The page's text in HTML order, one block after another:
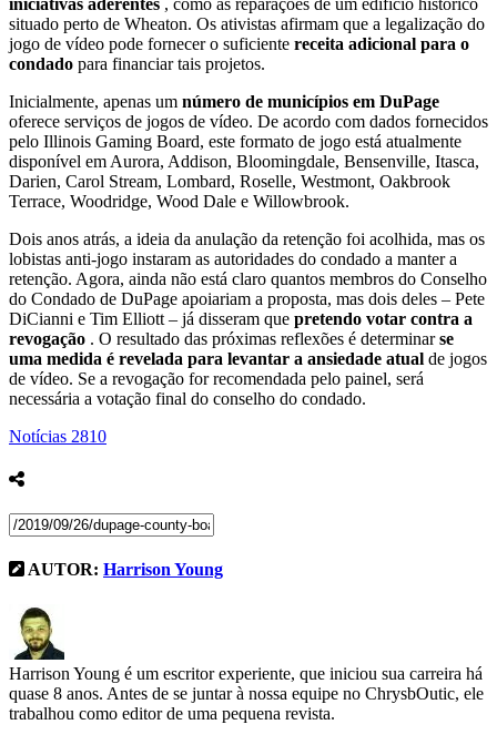
situado perto de Wheaton. Os ativistas afirmam que a legalização do
jogo de vídeo pode fornecer o suficiente receita adicional para o
condado para financiar tais projetos.
Inicialmente, apenas um número de municípios em DuPage
oferece serviços de jogos de vídeo. De acordo com dados fornecidos
pelo Illinois Gaming Board, este formato de jogo está atualmente
disponível em Aurora, Addison, Bloomingdale, Bensenville, Itasca,
Darien, Carol Stream, Lombard, Roselle, Westmont, Oakbrook
Terrace, Woodridge, Wood Dale e Willowbrook.
Dois anos atrás, a ideia da anulação da retenção foi acolhida, mas os
lobistas anti-jogo instaram as autoridades do condado a manter a
retenção. Agora, ainda não está claro quantos membros do Conselho
do Condado de DuPage apoiariam a proposta, mas dois deles – Pete
DiCianni e Tim Elliott – já disseram que pretendo votar contra a
revogação . O resultado das próximas reflexões é determinarse
uma medida é revelada para levantar a ansiedade atual de jogos
de vídeo. Se a revogação for recomendada pelo painel, será
necessária a votação final do conselho do condado.
Notícias 2810
AUTOR: Harrison Young
Harrison Young é um escritor experiente, que iniciou sua carreira há
quase 8 anos. Antes de se juntar à nossa equipe no ChrysbOutic, ele
trabalhou como editor de uma pequena revista.